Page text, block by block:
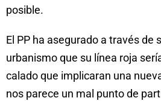
posible.
El PP ha asegurado a través de
urbanismo que su línea roja
calado que implicaran una
nos parece un mal punto de